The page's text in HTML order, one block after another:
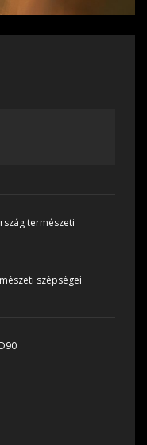
természeti
szépségei